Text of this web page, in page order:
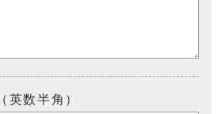
英数半角）